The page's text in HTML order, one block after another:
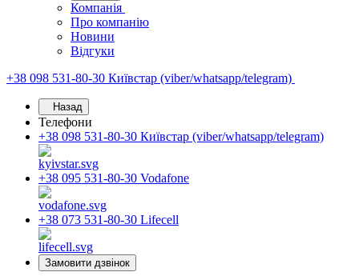
Компанія
Про компанію
Новини
Відгуки
+38 098 531-80-30 Київстар (viber/whatsapp/telegram)
Назад
Телефони
+38 098 531-80-30 Київстар (viber/whatsapp/telegram)
+38 095 531-80-30 Vodafone
+38 073 531-80-30 Lifecell
Замовити дзвінок